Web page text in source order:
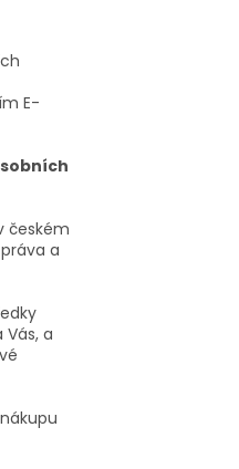
E-
českém
a
a